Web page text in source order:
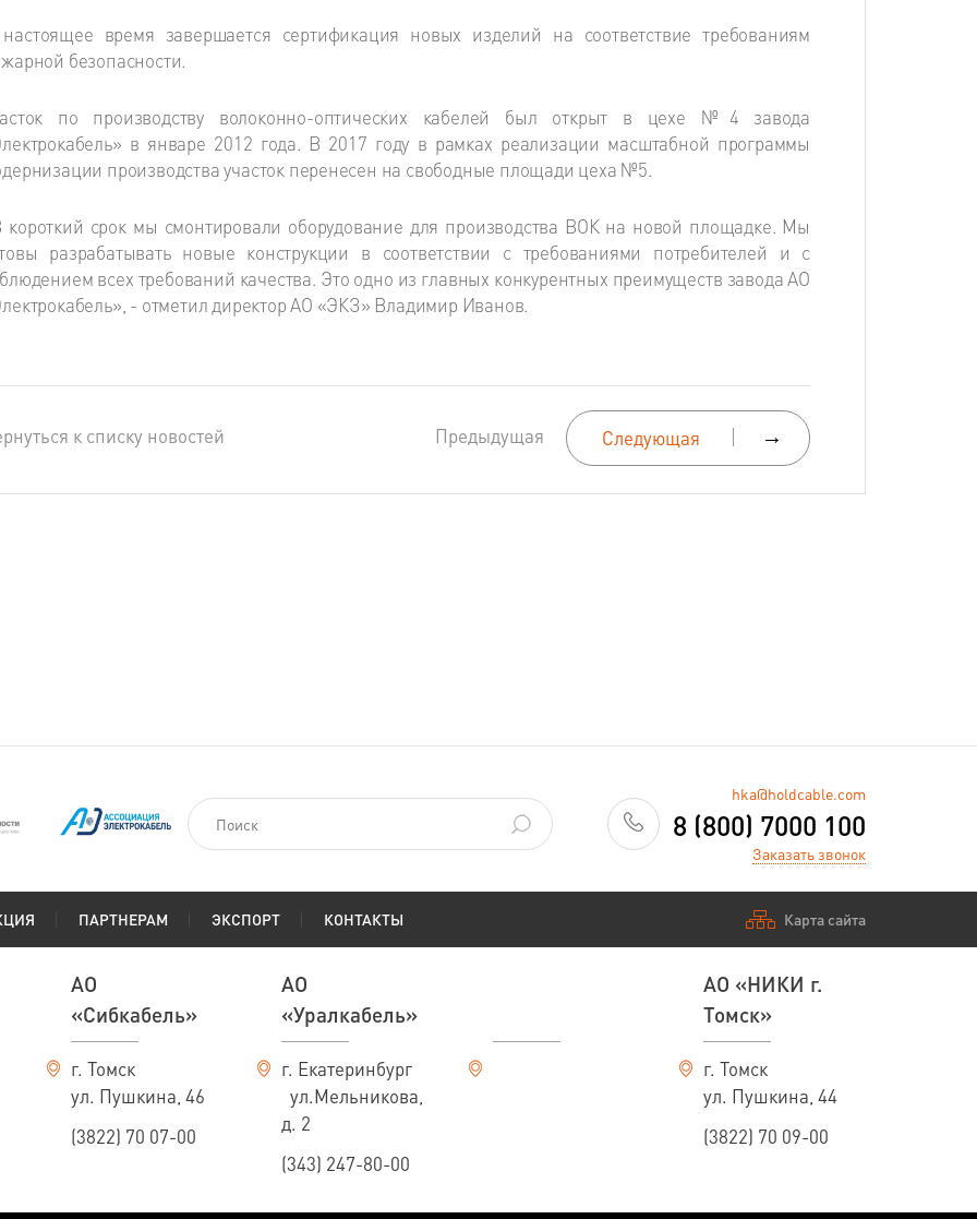
время завершается сертификация новых изделий на соответствие требованиям
безопасности.
по производству волоконно-оптических кабелей был открыт в цехе №4 завода
в январе 2012 года. В 2017 году в рамках реализации масштабной программы
производства участок перенесен на свободные площади цеха №5.
короткий срок мы смонтировали оборудование для производства ВОК на новой площадке. Мы
разрабатывать новые конструкции в соответствии с требованиями потребителей и с
всех требований качества. Это одно из главных конкурентных преимуществ завода АО
- отметил директор АО «ЭКЗ» Владимир Иванов.
Следующая →
Предыдущая
к списку новостей
hka@holdcable.com
8 (800) 7000 100
Заказать звонок
ПАРТНЕРАМ ЭКСПОРТ КОНТАКТЫ Карта сайта
АО
«Сибкабель»
г. Томск
ул. Пушкина, 46
(3822) 70 07-00
АО
«Уралкабель»
г. Екатеринбург
ул.Мельникова,
д. 2
(343) 247-80-00
АО «НИКИ г.
Томск»
г. Томск
ул. Пушкина, 44
(3822) 70 09-00